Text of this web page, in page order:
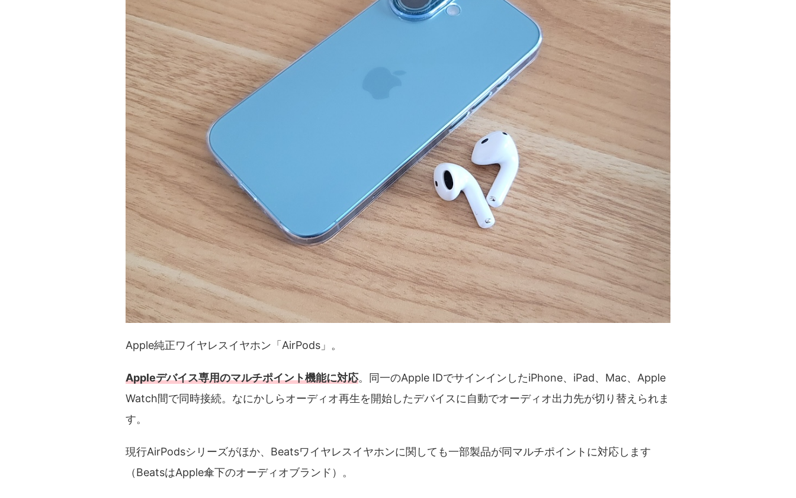
Apple純正ワイヤレスイヤホン「AirPods」。
Appleデバイス専用のマルチポイント機能に対応。同一のApple IDでサインインしたiPhone、iPad、Mac、Apple
Watch間で同時接続。なにかしらオーディオ再生を開始したデバイスに自動でオーディオ出力先が切り替えられま
す。
現行AirPodsシリーズがほか、Beatsワイヤレスイヤホンに関しても一部製品が同マルチポイントに対応します
（BeatsはApple傘下のオーディオブランド）。